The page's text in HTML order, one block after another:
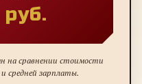
руб.
на сравнении стоимости
средней зарплаты.